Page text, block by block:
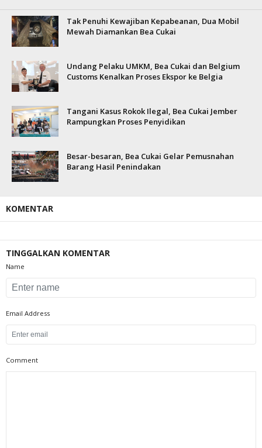
Tak Penuhi Kewajiban Kepabeanan, Dua Mobil
Mewah Diamankan Bea Cukai
Undang Pelaku UMKM, Bea Cukai dan Belgium
Customs Kenalkan Proses Ekspor ke Belgia
Tangani Kasus Rokok Ilegal, Bea Cukai Jember
Rampungkan Proses Penyidikan
Besar-besaran, Bea Cukai Gelar Pemusnahan
Barang Hasil Penindakan
KOMENTAR
TINGGALKAN KOMENTAR
Name
Email Address
Comment